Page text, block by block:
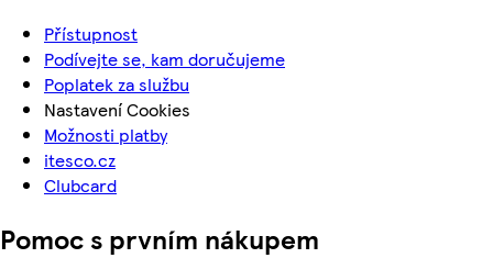
Přístupnost
Podívejte se, kam doručujeme
Poplatek za službu
Nastavení Cookies
Možnosti platby
itesco.cz
Clubcard
Pomoc s prvním nákupem